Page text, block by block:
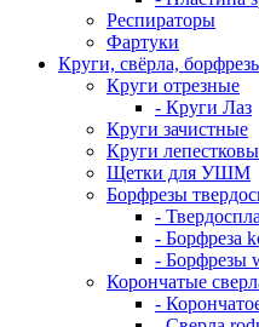
Респираторы
Фартуки
Круги, свёрла,
Круги отрезные
- Круги Лаз
Круги зачистные
Круги
Щетки для УШМ
Борфрезы
-
- Борфреза
- Борфрезы
Корончатые
-